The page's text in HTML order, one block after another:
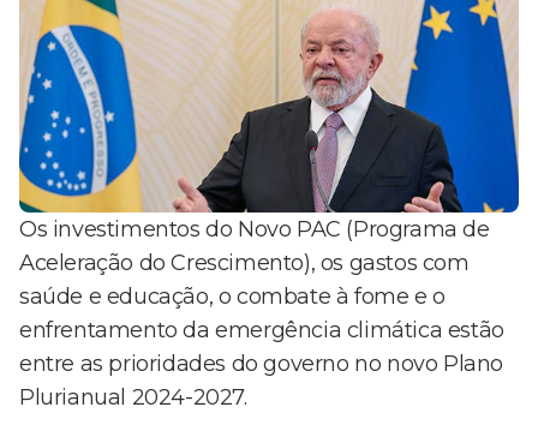
Os investimentos do Novo PAC (Programa de
Aceleração do Crescimento), os gastos com
saúde e educação, o combate à fome e o
enfrentamento da emergência climática estão
entre as prioridades do governo no novo Plano
Plurianual 2024-2027.